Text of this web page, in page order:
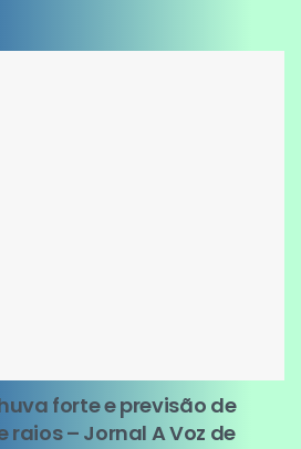
forte e previsão de
raios – Jornal A Voz de